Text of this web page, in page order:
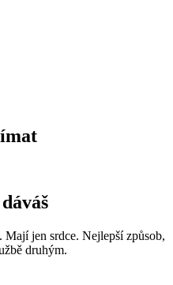
jen srdce. Nejlepší způsob,
druhým.